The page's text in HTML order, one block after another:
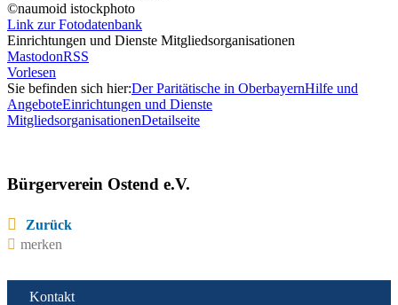
©naumoid istockphoto
Link zur Fotodatenbank
Einrichtungen und Dienste Mitgliedsorganisationen
MastodonRSS
Vorlesen
Sie befinden sich hier:Der Paritätische in OberbayernHilfe und
AngeboteEinrichtungen und Dienste
MitgliedsorganisationenDetailseite
Bürgerverein Ostend e.V.
Zurück
merken
Kontakt